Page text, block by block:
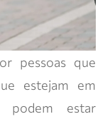
pessoas que
estejam em
podem estar